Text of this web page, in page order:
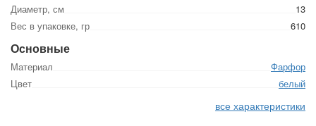
Диаметр, см
13
Вес в упаковке, гр
610
Основные
Материал
Фарфор
Цвет
белый
все характеристики